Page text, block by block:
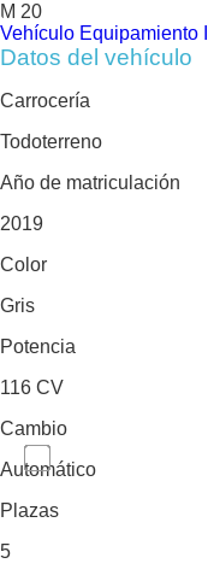
M 20
Vehículo Equipamiento
Datos del vehículo
Carrocería
Todoterreno
Año de matriculación
2019
Color
Gris
Potencia
116 CV
Cambio
Automático
Plazas
5